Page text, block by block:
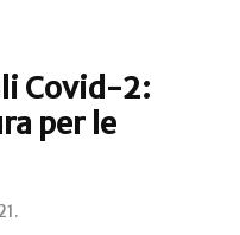
Covid-2:
per le
.